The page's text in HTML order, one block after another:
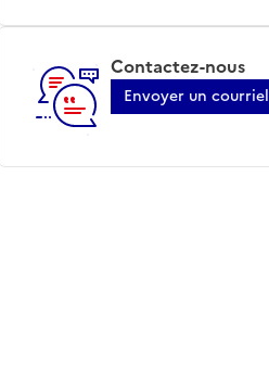
Contactez-nous
Envoyer un courriel